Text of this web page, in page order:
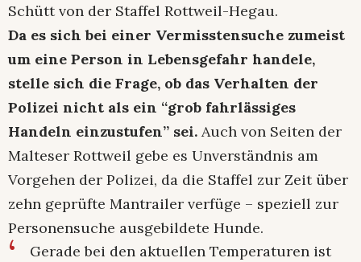
Schütt von der Staffel Rottweil-Hegau.
Da es sich bei einer Vermisstensuche zumeist
um eine Person in Lebensgefahr handele,
stelle sich die Frage, ob das Verhalten der
Polizei nicht als ein “grob fahrlässiges
Handeln einzustufen” sei. Auch von Seiten der
Malteser Rottweil gebe es Unverständnis am
Vorgehen der Polizei, da die Staffel zur Zeit über
zehn geprüfte Mantrailer verfüge – speziell zur
Personensuche ausgebildete Hunde.
Gerade bei den aktuellen Temperaturen ist